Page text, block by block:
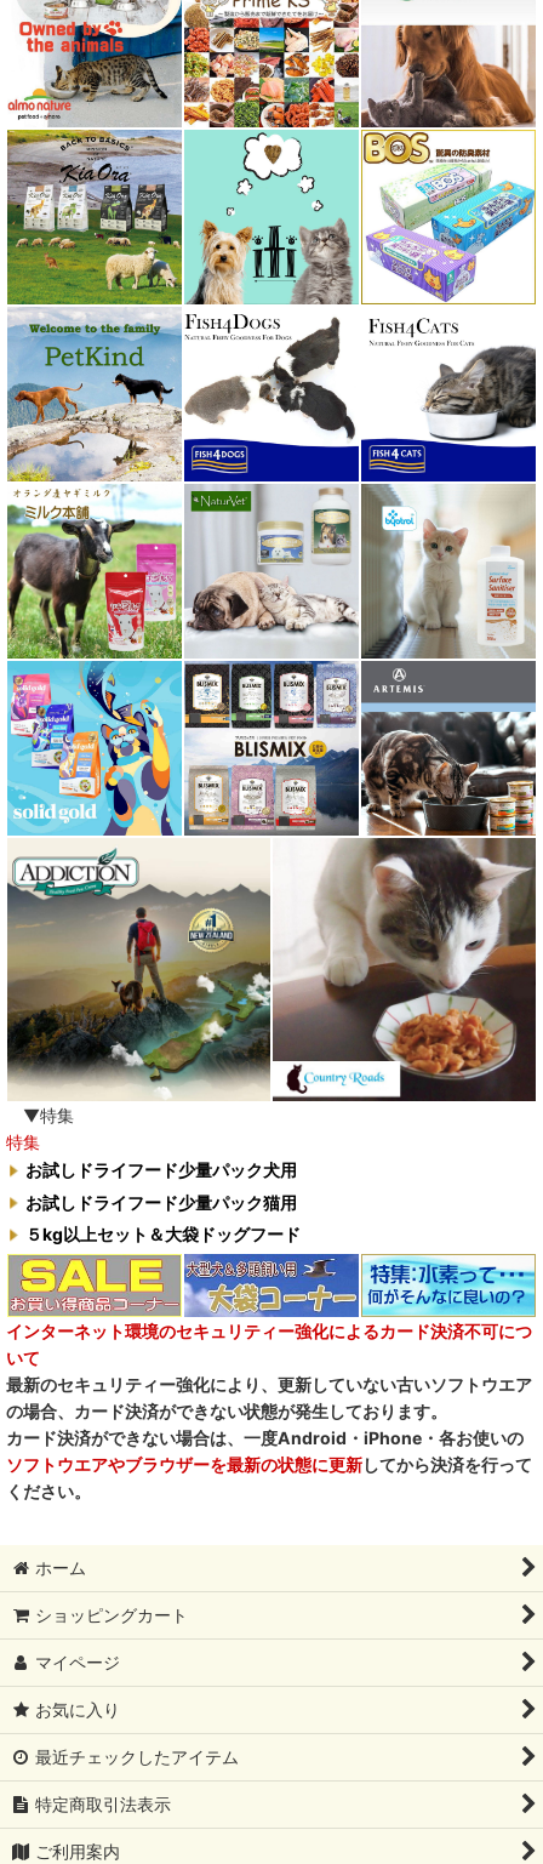
▼特集
特集
お試しドライフード少量パック犬用
お試しドライフード少量パック猫用
５kg以上セット＆大袋ドッグフード
インターネット環境のセキュリティー強化によるカード決済不可につ
いて
最新のセキュリティー強化により、更新していない古いソフトウエア
の場合、カード決済ができない状態が発生しております。
カード決済ができない場合は、一度Android・iPhone・各お使いの
ソフトウエアやブラウザーを最新の状態に更新してから決済を行って
ください。
ホーム
ショッピングカート
マイページ
お気に入り
最近チェックしたアイテム
特定商取引法表示
ご利用案内